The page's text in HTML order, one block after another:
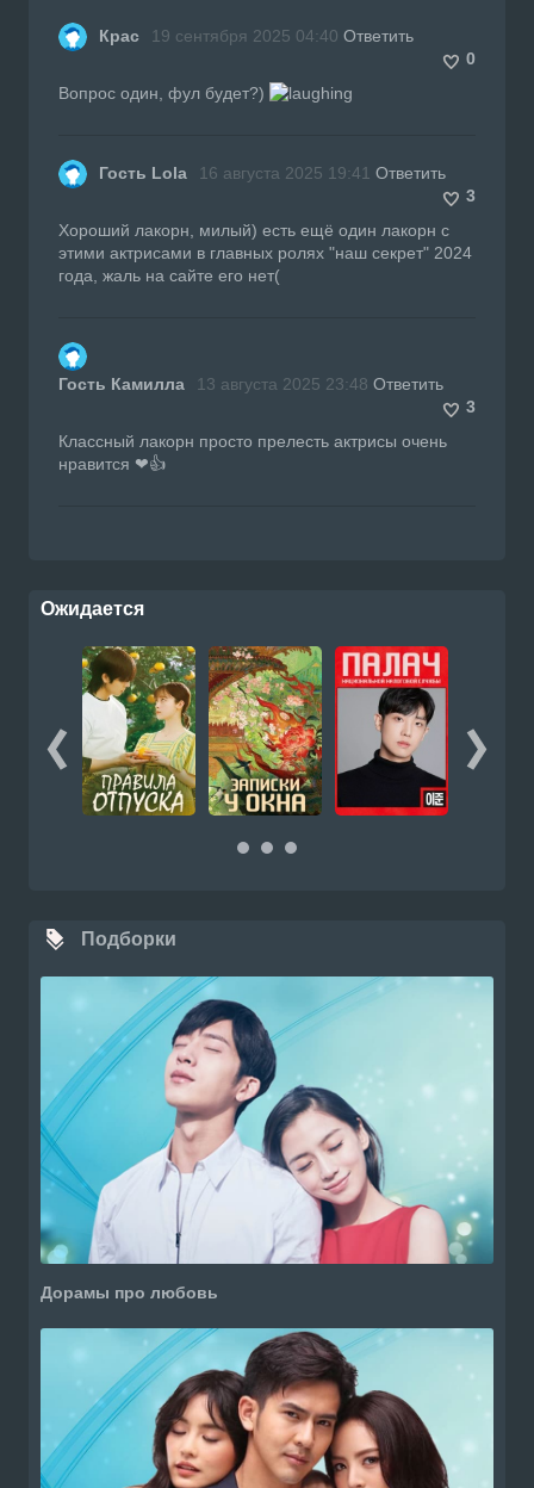
Крас 19 сентября 2025 04:40 Ответить
0
Вопрос один, фул будет?)
Гость Lola 16 августа 2025 19:41 Ответить
3
Хороший лакорн, милый) есть ещё один лакорн с
этими актрисами в главных ролях "наш секрет" 2024
года, жаль на сайте его нет(
Гость Камилла 13 августа 2025 23:48 Ответить
3
Классный лакорн просто прелесть актрисы очень
нравится ❤👍
Ожидается
Подборки
Дорамы про любовь